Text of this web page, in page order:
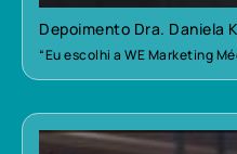
Depoimento Dra. Daniela
“Eu escolhi a WE Marketing